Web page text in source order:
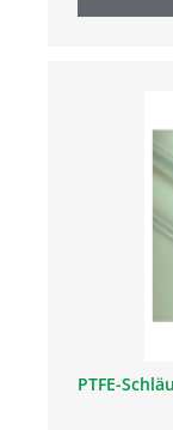
PTFE-